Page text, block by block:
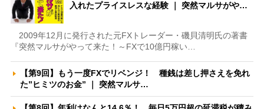
入れたプライスレスな経験 ｜ 突然マルサがや…
2009年12月に発行された元FXトレーダー・磯貝清明氏の著書
『突然マルサがやって来た！～FXで10億円稼い…
【第9回】もう一度FXでリベンジ！ 種銭は差し押さえを免れ
た”ヒミツのお金” ｜ 突然マルサ…